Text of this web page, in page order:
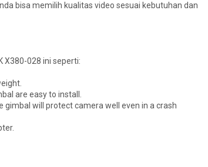
bisa memilih kualitas video sesuai kebutuhan dan
X380-028 ini seperti:
are easy to install.
gimbal will protect camera well even in a crash